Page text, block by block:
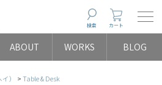
検索 カート
ABOUT WORKS BLOG
）
Table & Desk